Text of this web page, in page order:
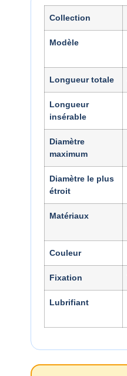
Collection
Modèle
Longueur totale
Longueur
insérable
Diamètre
maximum
Diamètre le plus
étroit
Matériaux
Couleur
Fixation
Lubrifiant